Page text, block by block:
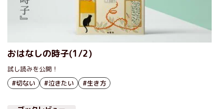
おはなしの時子(1/2)
試し読みを公開！
#切ない
#泣きたい #生き方